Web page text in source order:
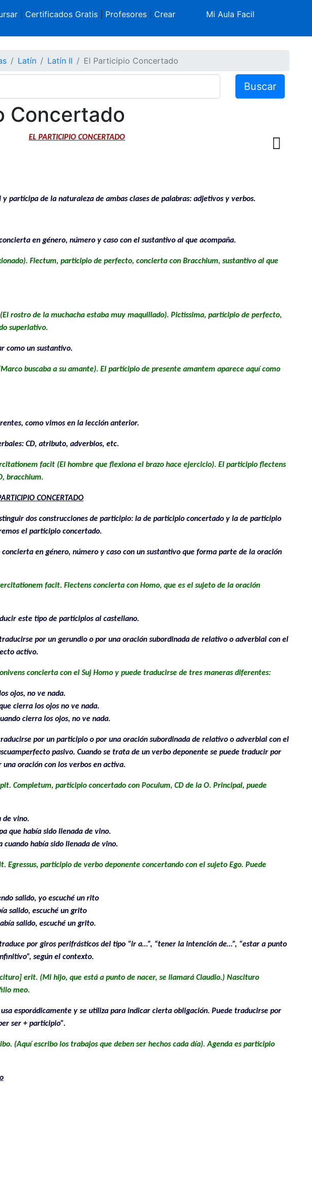
| Certificados Gratis| Profesores| Crear
Mi Aula Facil
Latín Latín II El Participio Concertado
Buscar
Concertado
EL PARTICIPIO CONCERTADO
participa de la naturaleza de ambas clases de palabras: adjetivos y verbos.
en género, número y caso con el sustantivo al que acompaña.
Flectum, participio de perfecto, concierta con Bracchium, sustantivo al que
rostro de la muchacha estaba muy maquillado). Pictissima, participio de perfecto,
superlativo.
como un sustantivo.
buscaba a su amante). El participio de presente amantem aparece aquí como
como vimos en la lección anterior.
CD, atributo, adverbios, etc.
facit (El hombre que flexiona el brazo hace ejercicio). El participio flectens
bracchium.
CONCERTADO
dos construcciones de participio: la de participio concertado y la de participio
el participio concertado.
en género, número y caso con un sustantivo que forma parte de la oración
facit. Flectens concierta con Homo, que es el sujeto de la oración
este tipo de participios al castellano.
por un gerundio o por una oración subordinada de relativo o adverbial con el
activo.
concierta con el Suj Homo y puede traducirse de tres maneras diferentes:
ojos, no ve nada.
cierra los ojos no ve nada.
cierra los ojos, no ve nada.
por un participio o por una oración subordinada de relativo o adverbial con el
pasivo. Cuando se trata de un verbo deponente se puede traducir por
oración con los verbos en activa.
Completum, participio concertado con Poculum, CD de la O. Principal, puede
de vino.
que había sido llenada de vino.
cuando había sido llenada de vino.
Egressus, participio de verbo deponente concertando con el sujeto Ego. Puede
salido, yo escuché un rito
salido, escuché un grito
salido, escuché un grito.
por giros perifrásticos del tipo “ir a…”, “tener la intención de…”, “estar a punto
según el contexto.
erit. (Mi hijo, que está a punto de nacer, se llamará Claudio.) Nascituro
meo.
usa esporádicamente y se utiliza para indicar cierta obligación. Puede traducirse por
ser + participio”.
(Aquí escribo los trabajos que deben ser hechos cada día). Agenda es participio